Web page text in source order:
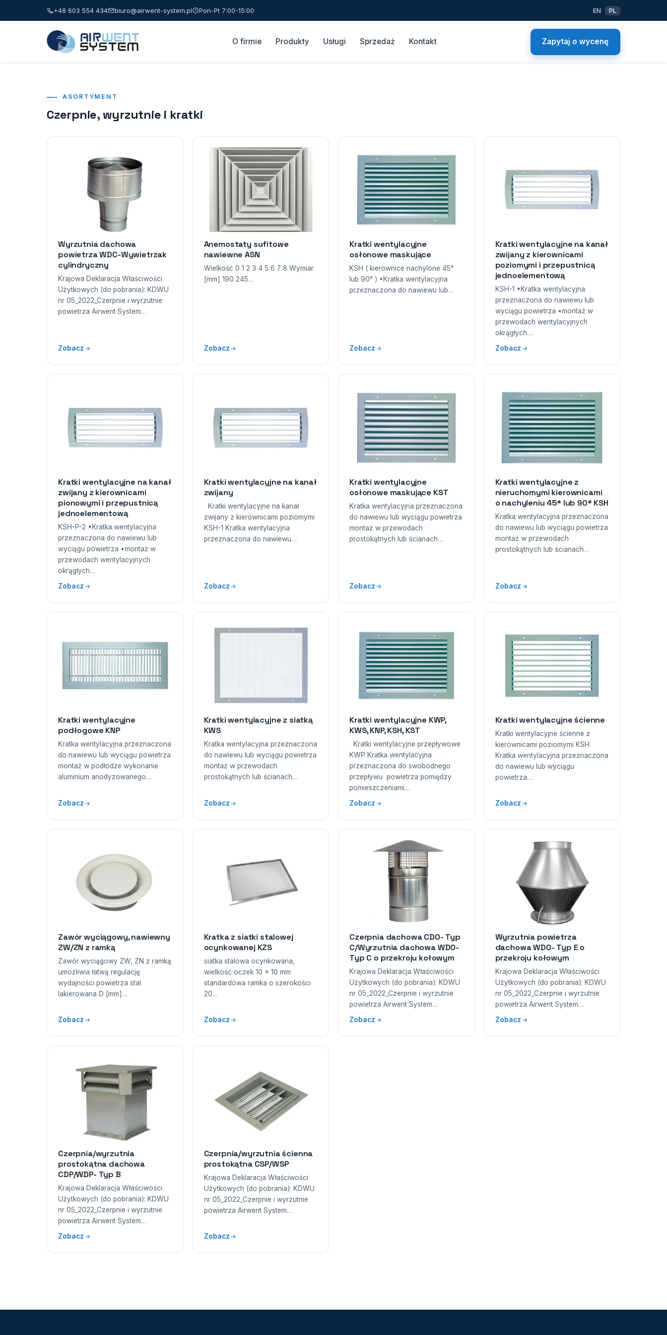
+48 603 554 434 biuro@airwent-system.pl Pon-Pt 7:00-15:00 EN PL
O firmie Produkty Usługi Sprzedaż Kontakt Zapytaj o wycenę
ASORTYMENT
Czerpnie, wyrzutnie i kratki
Wyrzutnia dachowa
powietrza WDC-Wywietrzak
cylindryczny
Krajowa Deklaracja Właściwości
Użytkowych (do pobrania): KDWU
nr 05_2022_Czerpnie i wyrzutnie
powietrza Airwent System…
Zobacz
Anemostaty sufitowe
nawiewne ASN
Wielkość 0 1 2 3 4 5 6 7 8 Wymiar
[mm] 190 245…
Zobacz
Kratki wentylacyjne
osłonowe maskujące
KSH ( kierownice nachylone 45°
lub 90° ) •Kratka wentylacyjna
przeznaczona do nawiewu lub…
Zobacz
Kratki wentylacyjne na kanał
zwijany z kierownicami
poziomymi i przepustnicą
jednoelementową
KSH-1 •Kratka wentylacyjna
przeznaczona do nawiewu lub
wyciągu powietrza •montaż w
przewodach wentylacyjnych
okrągłych…
Zobacz
Kratki wentylacyjne na kanał
zwijany z kierownicami
pionowymi i przepustnicą
jednoelementową
KSH-P-2 •Kratka wentylacyjna
przeznaczona do nawiewu lub
wyciągu powietrza •montaż w
przewodach wentylacyjnych
okrągłych…
Zobacz
Kratki wentylacyjne na kanał
zwijany
Kratki wentylacyjne na kanał
zwijany z kierownicami poziomymi
KSH-1 Kratka wentylacyjna
przeznaczona do nawiewu…
Zobacz
Kratki wentylacyjne
osłonowe maskujące KST
Kratka wentylacyjna przeznaczona
do nawiewu lub wyciągu powietrza
montaż w przewodach
prostokątnych lub ścianach…
Zobacz
Kratki wentylacyjne z
nieruchomymi kierownicami
o nachyleniu 45* lub 90* KSH
Kratka wentylacyjna przeznaczona
do nawiewu lub wyciągu powietrza
montaż w przewodach
prostokątnych lub ścianach…
Zobacz
Kratki wentylacyjne
podłogowe KNP
Kratka wentylacyjna przeznaczona
do nawiewu lub wyciągu powietrza
montaż w podłodze wykonanie
aluminium anodyzowanego…
Zobacz
Kratki wentylacyjne z siatką
KWS
Kratka wentylacyjna przeznaczona
do nawiewu lub wyciągu powietrza
montaż w przewodach
prostokątnych lub ścianach…
Zobacz
Kratki wentylacyjne KWP,
KWS, KNP, KSH, KST
Kratki wentylacyjne przepływowe
KWP Kratka wentylacyjna
przeznaczona do swobodnego
przepływu powietrza pomiędzy
pomieszczeniami…
Zobacz
Kratki wentylacyjne ścienne
Kratki wentylacyjne ścienne z
kierownicami poziomymi KSH
Kratka wentylacyjna przeznaczona
do nawiewu lub wyciągu
powietrza…
Zobacz
Zawór wyciągowy, nawiewny
ZW/ZN z ramką
Zawór wyciągowy ZW, ZN z ramką
umożliwia łatwą regulację
wydajności powietrza stal
lakierowana D [mm]…
Zobacz
Kratka z siatki stalowej
ocynkowanej KZS
siatka stalowa ocynkowana,
wielkość oczek 10 x 10 mm
standardowa ramka o szerokości
20…
Zobacz
Czerpnia dachowa CDO- Typ
C/Wyrzutnia dachowa WDO-
Typ C o przekroju kołowym
Krajowa Deklaracja Właściwości
Użytkowych (do pobrania): KDWU
nr 05_2022_Czerpnie i wyrzutnie
powietrza Airwent System…
Zobacz
Wyrzutnia powietrza
dachowa WDO- Typ E o
przekroju kołowym
Krajowa Deklaracja Właściwości
Użytkowych (do pobrania): KDWU
nr 05_2022_Czerpnie i wyrzutnie
powietrza Airwent System…
Zobacz
Czerpnia/wyrzutnia
prostokątna dachowa
CDP/WDP- Typ B
Krajowa Deklaracja Właściwości
Użytkowych (do pobrania): KDWU
nr 05_2022_Czerpnie i wyrzutnie
powietrza Airwent System…
Zobacz
Czerpnia/wyrzutnia ścienna
prostokątna CSP/WSP
Krajowa Deklaracja Właściwości
Użytkowych (do pobrania): KDWU
nr 05_2022_Czerpnie i wyrzutnie
powietrza Airwent System…
Zobacz